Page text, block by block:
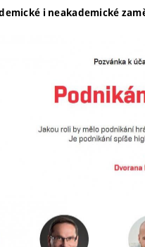
i neakademické